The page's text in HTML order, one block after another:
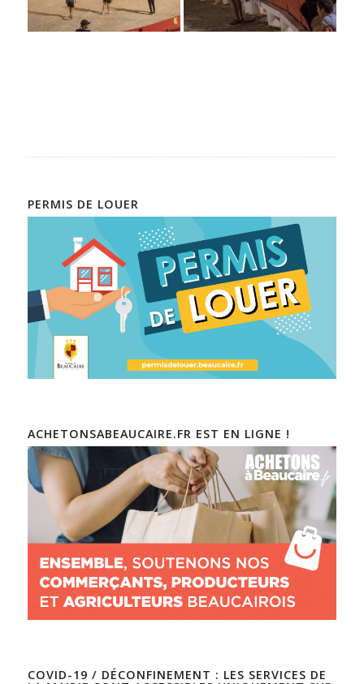
PERMIS DE LOUER
ACHETONSABEAUCAIRE.FR EST EN LIGNE !
COVID-19 / DÉCONFINEMENT : LES SERVICES DE